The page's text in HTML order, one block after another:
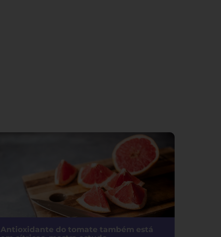
Antioxidante do tomate também está